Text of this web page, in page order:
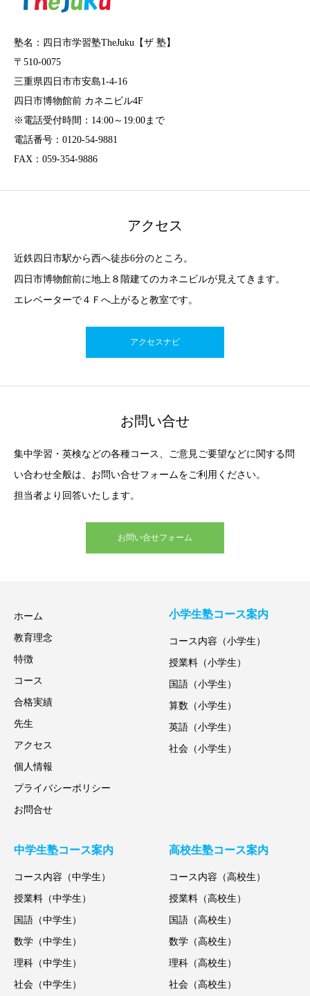
塾名：四日市学習塾TheJuku【ザ 塾】
〒510-0075
三重県四日市市安島1-4-16
四日市博物館前 カネニビル4F
※電話受付時間：14:00～19:00まで
電話番号：0120-54-9881
FAX：059-354-9886
アクセス
近鉄四日市駅から西へ徒歩6分のところ。
四日市博物館前に地上８階建てのカネニビルが見えてきます。
エレベーターで４Ｆへ上がると教室です。
アクセスナビ
お問い合せ
集中学習・英検などの各種コース、ご意見ご要望などに関する問
い合わせ全般は、お問い合せフォームをご利用ください。
担当者より回答いたします。
お問い合せフォーム
ホーム
教育理念
特徴
コース
合格実績
先生
アクセス
個人情報
プライバシーポリシー
お問合せ
小学生塾コース案内
コース内容（小学生）
授業料（小学生）
国語（小学生）
算数（小学生）
英語（小学生）
社会（小学生）
中学生塾コース案内
コース内容（中学生）
授業料（中学生）
国語（中学生）
数学（中学生）
理科（中学生）
社会（中学生）
高校生塾コース案内
コース内容（高校生）
授業料（高校生）
国語（高校生）
数学（高校生）
理科（高校生）
社会（高校生）